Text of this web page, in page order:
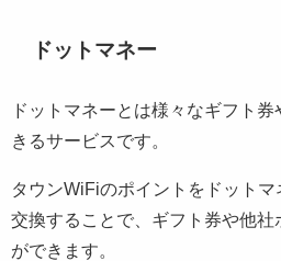
ドットマネー
ドットマネーとは様々なギフト
きるサービスです。
タウンWiFiのポイントをドット
交換することで、ギフト券や他社
ができます。